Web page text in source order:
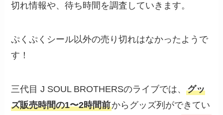
切れ情報や、待ち時間を調査していきます。
ぷくぷくシール以外の売り切れはなかったようで
す！
三代目 J SOUL BROTHERSのライブでは、グッ
ズ販売時間の1〜2時間前からグッズ列ができてい